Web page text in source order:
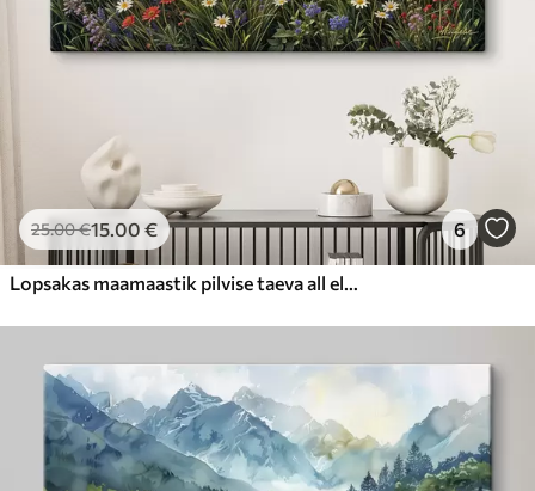
25.00€15.00 € 6
Lopsakas maamaastik pilvise taeva all elava värviliste lilledega täidetud metslilleniiduga